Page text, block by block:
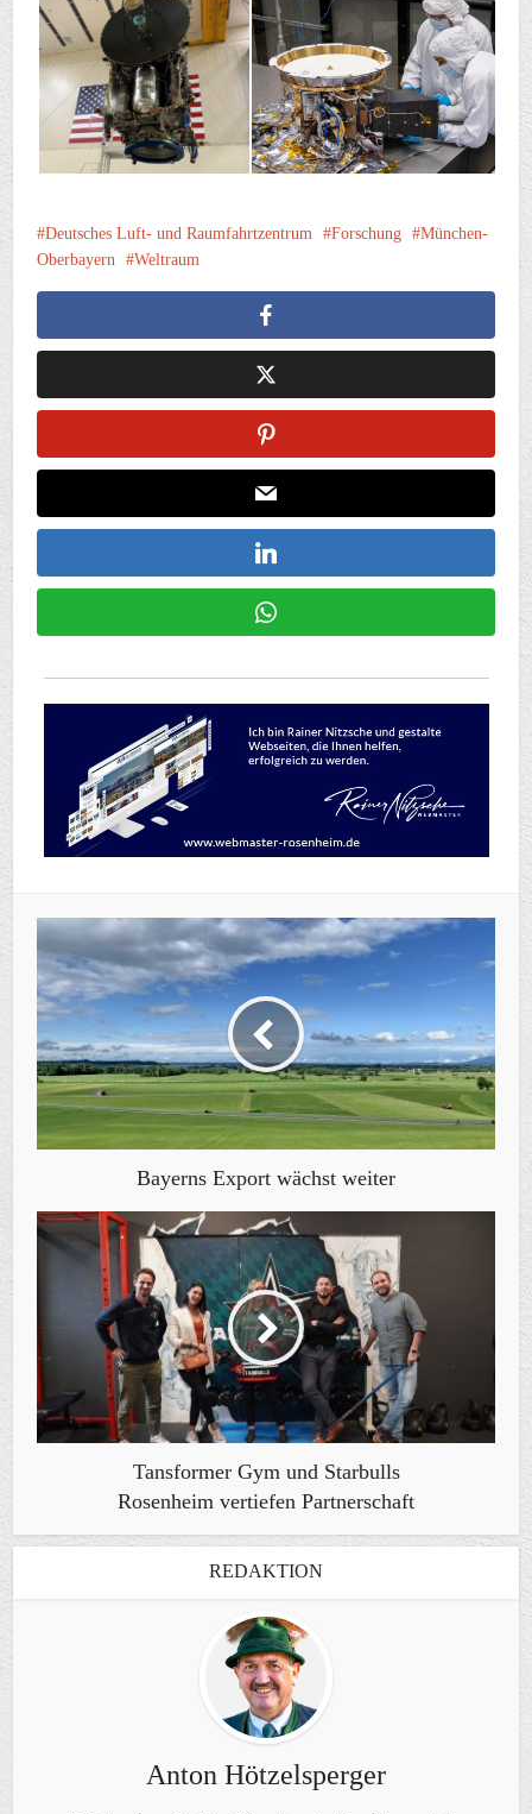
Deutsches Luft- und Raumfahrtzentrum Forschung
München-
Oberbayern
Weltraum
Bayerns Export wächst weiter
Tansformer Gym und Starbulls
Rosenheim vertiefen Partnerschaft
REDAKTION
Anton Hötzelsperger